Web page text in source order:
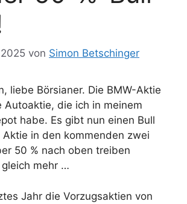
von Simon Betschinger
liebe Börsianer. Die BMW-Aktie
Autoaktie, die ich in meinem
habe. Es gibt nun einen Bull
Aktie in den kommenden zwei
50 % nach oben treiben
mehr …
Jahr die Vorzugsaktien von